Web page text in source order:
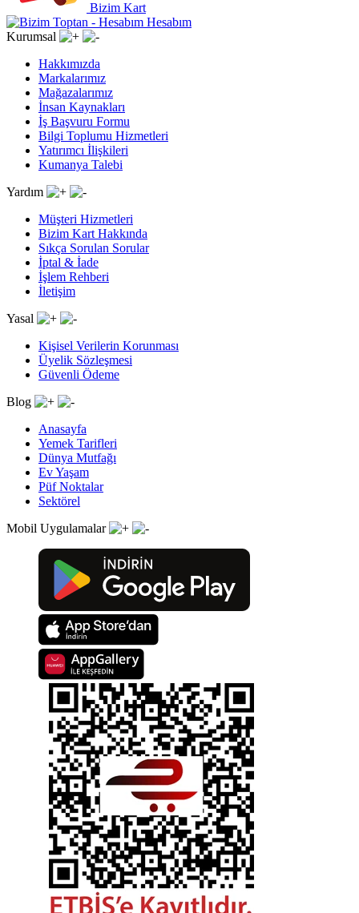
Bizim Kart
Hesabım
Kurumsal
Hakkımızda
Markalarımız
Mağazalarımız
İnsan Kaynakları
İş Başvuru Formu
Bilgi Toplumu Hizmetleri
Yatırımcı İlişkileri
Kumanya Talebi
Yardım
Müşteri Hizmetleri
Bizim Kart Hakkında
Sıkça Sorulan Sorular
İptal & İade
İşlem Rehberi
İletişim
Yasal
Kişisel Verilerin Korunması
Üyelik Sözleşmesi
Güvenli Ödeme
Blog
Anasayfa
Yemek Tarifleri
Dünya Mutfağı
Ev Yaşam
Püf Noktalar
Sektörel
Mobil Uygulamalar